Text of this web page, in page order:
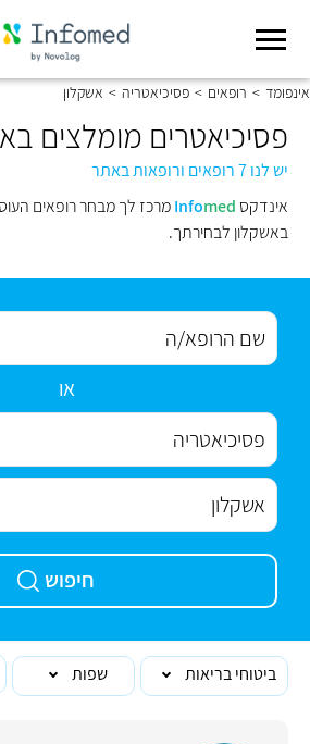
אינפומד > רופאים > פסיכיאטריה > אשקלון
פסיכיאטרים מומלצים
יש לנו 7 רופאים ורופאות באתר
אינדקס
Infomed
מרכז לך מבחר רופאים
באשקלון לבחירתך.
או
חיפוש
ביטוחי בריאות שפות